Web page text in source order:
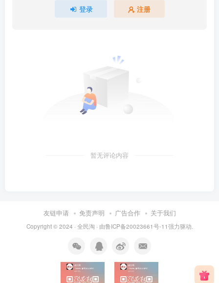
登录 注册
暂无评论内容
友链申请 免责声明 广告合作 关于我们
Copyright © 2024 · 全民淘 · 由鲁ICP备20023661号-11强力驱动.